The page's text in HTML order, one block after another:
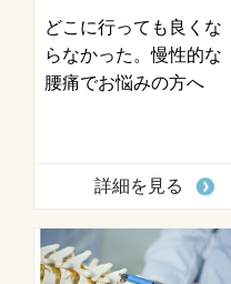
どこに行っても良くな
らなかった。慢性的な
腰痛でお悩みの方へ
詳細を見る